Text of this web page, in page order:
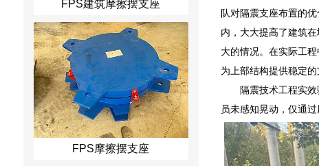
FPS建筑摩擦摆支座
FPS摩擦摆支座
队对隔震支座布置的
内，大大提高了建筑
大的情况。在实际工
为上部结构提供稳定的
隔震技术工程实
员未感知晃动，仅通